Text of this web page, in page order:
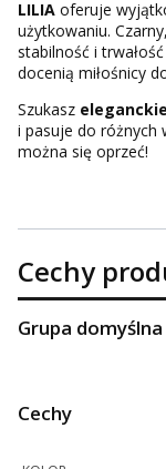
LILIA oferuje
użytkowaniu.
stabilność i
docenią miłośnicy
Szukasz
i pasuje do różnych
można się oprzeć!
Cechy
Grupa domyślna
Cechy